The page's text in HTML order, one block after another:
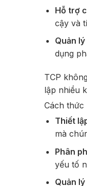
Hỗ trợ
cậy và
Quản
dụng
TCP
lập nhiều
Cách thức
Thiết
mà
Phân
yếu tố
Quản lý